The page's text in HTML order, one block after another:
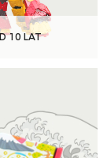
10 LAT